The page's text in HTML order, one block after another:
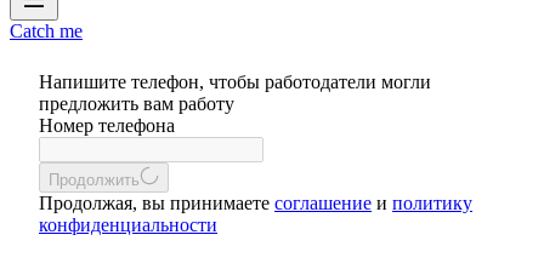
Catch me
Напишите телефон, чтобы работодатели могли
предложить вам работу
Номер телефона
Продолжить
Продолжая, вы принимаете соглашение и политику
конфиденциальности